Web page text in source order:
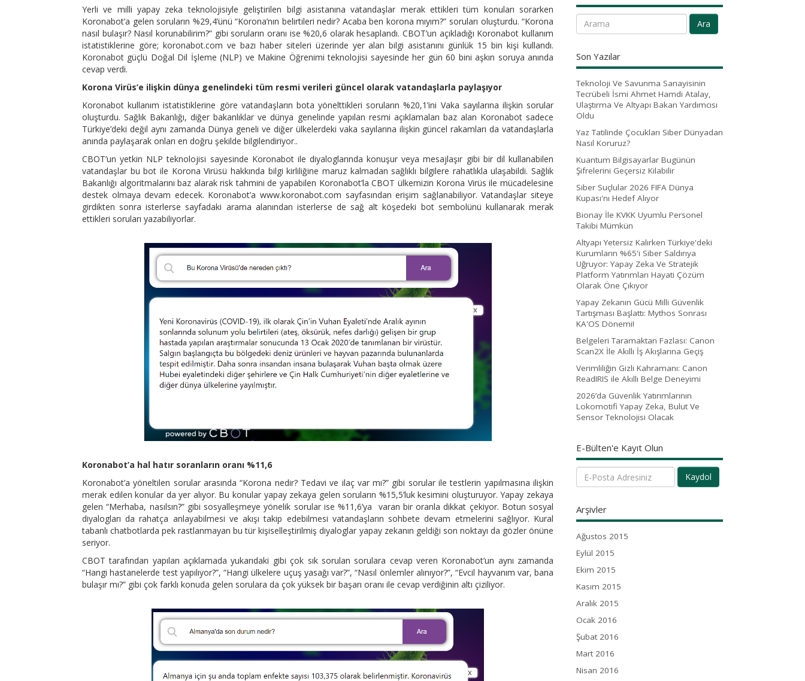
Yerli ve milli yapay zeka teknolojisiyle geliştirilen bilgi asistanına vatandaşlar merak ettikleri tüm konuları sorarken
Koronabot’a gelen soruların %29,4’ünü “Korona’nın belirtileri nedir? Acaba ben korona mıyım?” soruları oluşturdu. “Korona
nasıl bulaşır? Nasıl korunabilirim?” gibi soruların oranı ise %20,6 olarak hesaplandı. CBOT’un açıkladığı Koronabot kullanım
istatistiklerine göre; koronabot.com ve bazı haber siteleri üzerinde yer alan bilgi asistanını günlük 15 bin kişi kullandı.
Koronabot güçlü Doğal Dil İşleme (NLP) ve Makine Öğrenimi teknolojisi sayesinde her gün 60 bini aşkın soruya anında
cevap verdi.
Korona Virüs’e ilişkin dünya genelindeki tüm resmi verileri güncel olarak vatandaşlarla paylaşıyor
Koronabot kullanım istatistiklerine göre vatandaşların bota yönelttikleri soruların %20,1’ini Vaka sayılarına ilişkin sorular
oluşturdu. Sağlık Bakanlığı, diğer bakanlıklar ve dünya genelinde yapılan resmi açıklamaları baz alan Koronabot sadece
Türkiye’deki değil aynı zamanda Dünya geneli ve diğer ülkelerdeki vaka sayılarına ilişkin güncel rakamları da vatandaşlarla
anında paylaşarak onları en doğru şekilde bilgilendiriyor..
CBOT’un yetkin NLP teknolojisi sayesinde Koronabot ile diyaloglarında konuşur veya mesajlaşır gibi bir dil kullanabilen
vatandaşlar bu bot ile Korona Virüsü hakkında bilgi kirliliğine maruz kalmadan sağlıklı bilgilere rahatlıkla ulaşabildi. Sağlık
Bakanlığı algoritmalarını baz alarak risk tahmini de yapabilen Koronabot’la CBOT ülkemizin Korona Virüs ile mücadelesine
destek olmaya devam edecek. Koronabot’a www.koronabot.com sayfasından erişim sağlanabiliyor. Vatandaşlar siteye
girdikten sonra isterlerse sayfadaki arama alanından isterlerse de sağ alt köşedeki bot sembolünü kullanarak merak
ettikleri soruları yazabiliyorlar.
Koronabot’a hal hatır soranların oranı %11,6
Koronabot’a yöneltilen sorular arasında “Korona nedir? Tedavi ve ilaç var mı?” gibi sorular ile testlerin yapılmasına ilişkin
merak edilen konular da yer alıyor. Bu konular yapay zekaya gelen soruların %15,5’luk kesimini oluşturuyor. Yapay zekaya
gelen “Merhaba, nasılsın?” gibi sosyalleşmeye yönelik sorular ise %11,6’ya varan bir oranla dikkat çekiyor. Botun sosyal
diyalogları da rahatça anlayabilmesi ve akışı takip edebilmesi vatandaşların sohbete devam etmelerini sağlıyor. Kural
tabanlı chatbotlarda pek rastlanmayan bu tür kişiselleştirilmiş diyaloglar yapay zekanın geldiği son noktayı da gözler önüne
seriyor.
CBOT tarafından yapılan açıklamada yukarıdaki gibi çok sık sorulan sorulara cevap veren Koronabot’un aynı zamanda
“Hangi hastanelerde test yapılıyor?”, “Hangi ülkelere uçuş yasağı var?”, “Nasıl önlemler alınıyor?”, “Evcil hayvanım var, bana
bulaşır mı?” gibi çok farklı konuda gelen sorulara da çok yüksek bir başarı oranı ile cevap verdiğinin altı çiziliyor.
Ara
Son Yazılar
Teknoloji Ve Savunma Sanayisinin
Tecrübeli İsmi Ahmet Hamdi Atalay,
Ulaştırma Ve Altyapı Bakan Yardımcısı
Oldu
Yaz Tatilinde Çocukları Siber Dünyadan
Nasıl Koruruz?
Kuantum Bilgisayarlar Bugünün
Şifrelerini Geçersiz Kılabilir
Siber Suçlular 2026 FIFA Dünya
Kupası'nı Hedef Alıyor
Bionay İle KVKK Uyumlu Personel
Takibi Mümkün
Altyapı Yetersiz Kalırken Türkiye'deki
Kurumların %65'i Siber Saldırıya
Uğruyor: Yapay Zeka Ve Stratejik
Platform Yatırımları Hayati Çözüm
Olarak Öne Çıkıyor
Yapay Zekanın Gücü Milli Güvenlik
Tartışması Başlattı: Mythos Sonrası
KA'OS Dönemi!
Belgeleri Taramaktan Fazlası: Canon
Scan2X İle Akıllı İş Akışlarına Geçiş
Verimliliğin Gizli Kahramanı: Canon
ReadIRIS ile Akıllı Belge Deneyimi
2026’da Güvenlik Yatırımlarının
Lokomotifi Yapay Zeka, Bulut Ve
Sensor Teknolojisi Olacak
E-Bülten'e Kayıt Olun
Kaydol
Arşivler
Ağustos 2015
Eylül 2015
Ekim 2015
Kasım 2015
Aralık 2015
Ocak 2016
Şubat 2016
Mart 2016
Nisan 2016